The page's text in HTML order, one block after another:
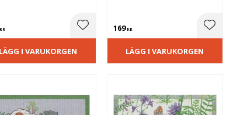
Lägg till i favoriter
LÄGG I VARUKORGEN
169KR Lägg
LÄGG I VARUKORGEN